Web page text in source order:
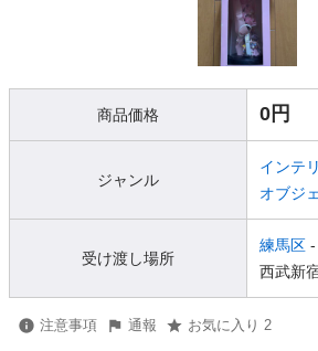
商品価格 0円
ジャンル
インテ
オブジェ
受け渡し場所
練馬区
西武新
注意事項 通報 お気に入り 2